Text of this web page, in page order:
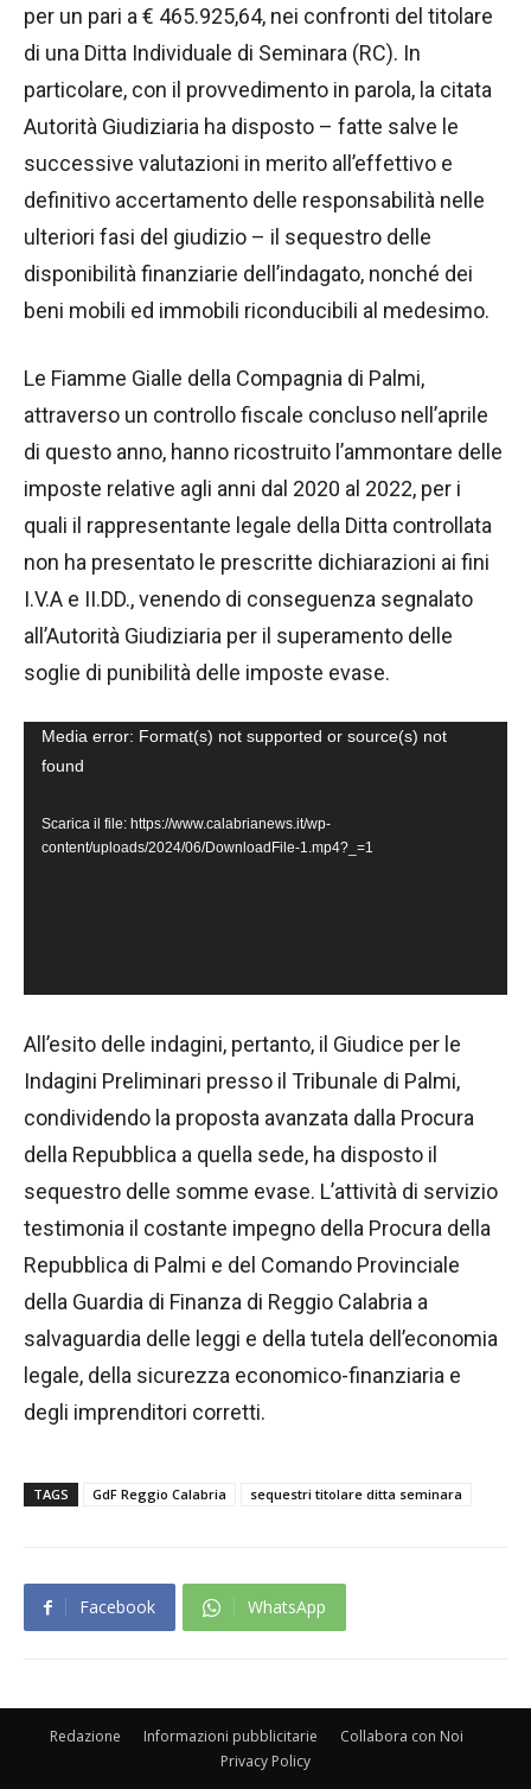
per un pari a € 465.925,64, nei confronti del titolare
di una Ditta Individuale di Seminara (RC). In
particolare, con il provvedimento in parola, la citata
Autorità Giudiziaria ha disposto – fatte salve le
successive valutazioni in merito all’effettivo e
definitivo accertamento delle responsabilità nelle
ulteriori fasi del giudizio – il sequestro delle
disponibilità finanziarie dell’indagato, nonché dei
beni mobili ed immobili riconducibili al medesimo.
Le Fiamme Gialle della Compagnia di Palmi,
attraverso un controllo fiscale concluso nell’aprile
di questo anno, hanno ricostruito l’ammontare delle
imposte relative agli anni dal 2020 al 2022, per i
quali il rappresentante legale della Ditta controllata
non ha presentato le prescritte dichiarazioni ai fini
I.V.A e II.DD., venendo di conseguenza segnalato
all’Autorità Giudiziaria per il superamento delle
soglie di punibilità delle imposte evase.
a
y
e
Media error: Format(s) not supported or source(s) not
found
Scarica il file: https://www.calabrianews.it/wp-
content/uploads/2024/06/DownloadFile-1.mp4?_=1
All’esito delle indagini, pertanto, il Giudice per le
Indagini Preliminari presso il Tribunale di Palmi,
condividendo la proposta avanzata dalla Procura
della Repubblica a quella sede, ha disposto il
sequestro delle somme evase. L’attività di servizio
testimonia il costante impegno della Procura della
Repubblica di Palmi e del Comando Provinciale
della Guardia di Finanza di Reggio Calabria a
salvaguardia delle leggi e della tutela dell’economia
legale, della sicurezza economico-finanziaria e
degli imprenditori corretti.
TAGS GdF Reggio Calabria sequestri titolare ditta seminara
Facebook WhatsApp
Redazione Informazioni pubblicitarie
Collabora con Noi
Privacy Policy